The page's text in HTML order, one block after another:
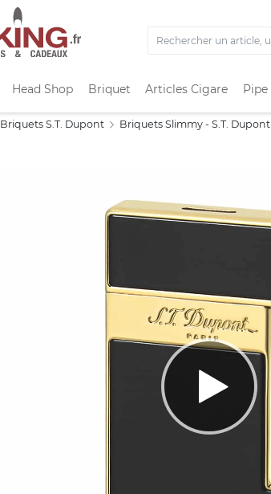
Head Shop Briquet Articles Cigare Pipe
Briquets S.T. Dupont Briquets Slimmy - S.T. Dupont